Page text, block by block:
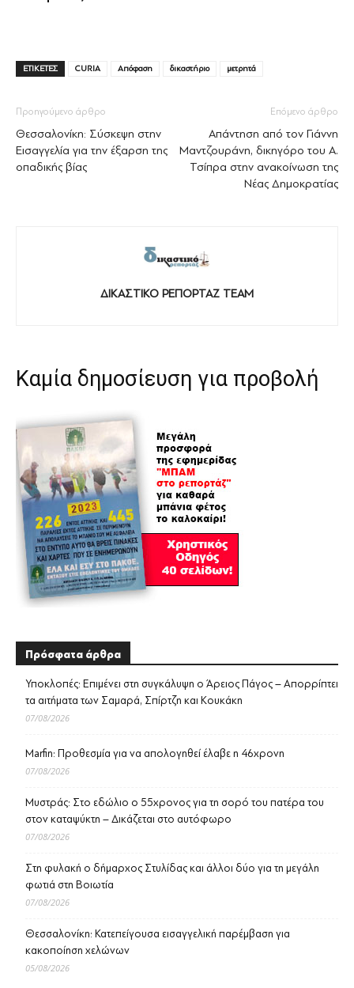
ΕΤΙΚΕΤΕΣ CURIA Απόφαση δικαστήριο μετρητά
Προηγούμενο άρθρο
Θεσσαλονίκη: Σύσκεψη στην
Εισαγγελία για την έξαρση της
οπαδικής βίας
Επόμενο άρθρο
Απάντηση από τον Γιάννη
Μαντζουράνη, δικηγόρο του Α.
Τσίπρα στην ανακοίνωση της
Νέας Δημοκρατίας
ΔΙΚΑΣΤΙΚΟ ΡΕΠΟΡΤΑΖ TEAM
Καμία δημοσίευση για προβολή
Πρόσφατα άρθρα
Υποκλοπές: Επιμένει στη συγκάλυψη ο Άρειος Πάγος – Απορρίπτει
τα αιτήματα των Σαμαρά, Σπίρτζη και Κουκάκη
07/08/2026
Marfin: Προθεσμία για να απολογηθεί έλαβε η 46χρονη
07/08/2026
Μυστράς: Στο εδώλιο ο 55χρονος για τη σορό του πατέρα του
στον καταψύκτη – Δικάζεται στο αυτόφωρο
07/08/2026
Στη φυλακή ο δήμαρχος Στυλίδας και άλλοι δύο για τη μεγάλη
φωτιά στη Βοιωτία
07/08/2026
Θεσσαλονίκη: Κατεπείγουσα εισαγγελική παρέμβαση για
κακοποίηση χελώνων
05/08/2026